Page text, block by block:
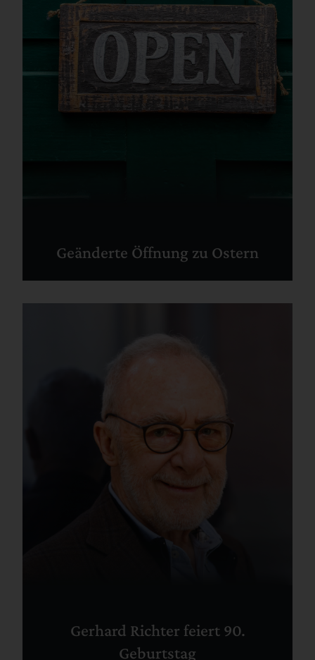
Geänderte Öffnung zu Ostern
Gerhard Richter feiert 90.
Geburtstag